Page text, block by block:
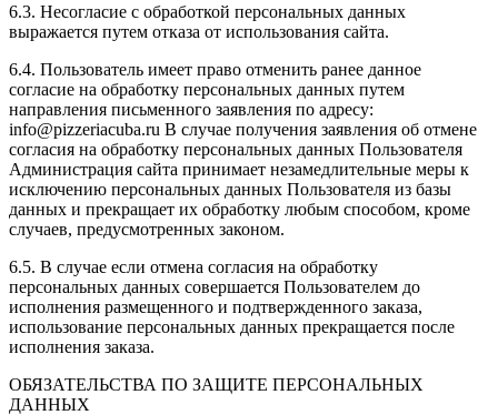
6.3. Несогласие с обработкой персональных данных
выражается путем отказа от использования сайта.
6.4. Пользователь имеет право отменить ранее данное
согласие на обработку персональных данных путем
направления письменного заявления по адресу:
info@pizzeriacuba.ru В случае получения заявления об отмене
согласия на обработку персональных данных Пользователя
Администрация сайта принимает незамедлительные меры к
исключению персональных данных Пользователя из базы
данных и прекращает их обработку любым способом, кроме
случаев, предусмотренных законом.
6.5. В случае если отмена согласия на обработку
персональных данных совершается Пользователем до
исполнения размещенного и подтвержденного заказа,
использование персональных данных прекращается после
исполнения заказа.
ОБЯЗАТЕЛЬСТВА ПО ЗАЩИТЕ ПЕРСОНАЛЬНЫХ
ДАННЫХ